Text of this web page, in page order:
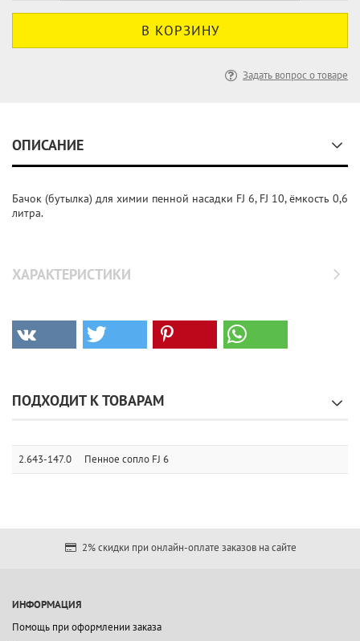
Задать вопрос о товаре
ОПИСАНИЕ
Бачок (бутылка) для химии пенной насадки FJ 6, FJ 10, ёмкость 0,6
литра.
ХАРАКТЕРИСТИКИ
ПОДХОДИТ К ТОВАРАМ
2.643-147.0 Пенное сопло FJ 6
2% скидки при онлайн-оплате заказов на сайте
ИНФОРМАЦИЯ
Помощь при оформлении заказа